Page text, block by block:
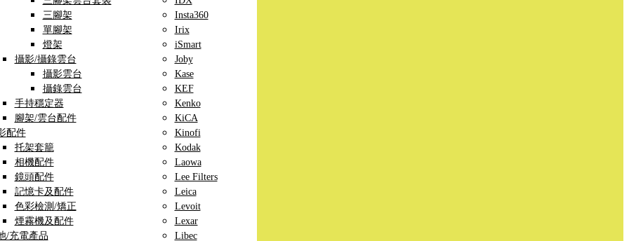
三腳架
單腳架
燈架
攝影/攝錄雲台
攝影雲台
攝錄雲台
手持穩定器
腳架/雲台配件
配件
托架套籠
相機配件
鏡頭配件
記憶卡及配件
色彩檢測/矯正
煙霧機及配件
/充電產品
Insta360
Irix
iSmart
Joby
Kase
KEF
Kenko
KiCA
Kinofi
Kodak
Laowa
Lee Filters
Leica
Levoit
Lexar
Libec